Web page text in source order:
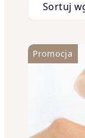
Sortuj
Promocja